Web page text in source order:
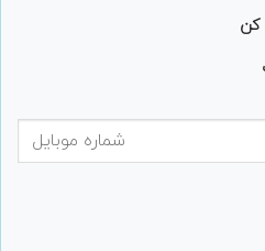
کن